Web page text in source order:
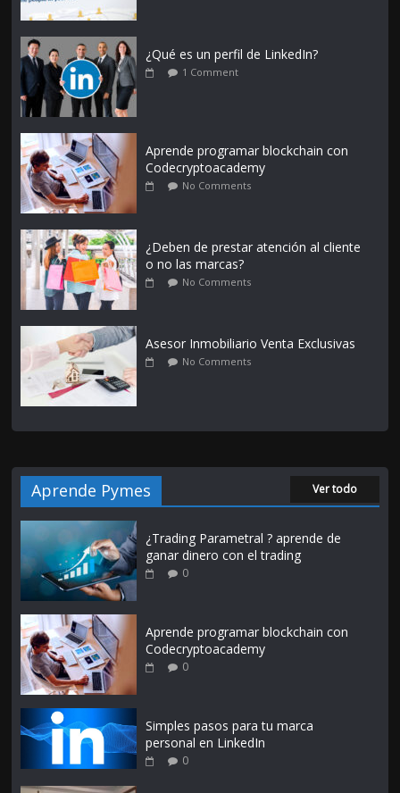
¿Qué es un perfil de LinkedIn?
1 Comment
Aprende programar blockchain con
Codecryptoacademy
No Comments
¿Deben de prestar atención al cliente
o no las marcas?
No Comments
Asesor Inmobiliario Venta Exclusivas
No Comments
Aprende Pymes Ver todo
¿Trading Parametral ? aprende de
ganar dinero con el trading
0
Aprende programar blockchain con
Codecryptoacademy
0
Simples pasos para tu marca
personal en LinkedIn
0